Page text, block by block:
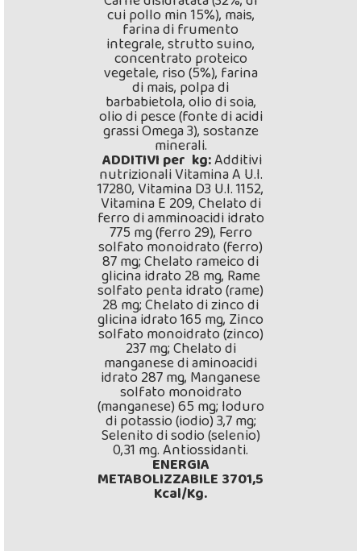
cui pollo min 15%), mais,
farina di frumento
integrale, strutto suino,
concentrato proteico
vegetale, riso (5%), farina
di mais, polpa di
barbabietola, olio di soia,
olio di pesce (fonte di acidi
grassi Omega 3), sostanze
minerali.
ADDITIVI per kg:Additivi
nutrizionali Vitamina A U.I.
17280, Vitamina D3 U.I. 1152,
Vitamina E 209, Chelato di
ferro di amminoacidi idrato
775 mg (ferro 29), Ferro
solfato monoidrato (ferro)
87 mg; Chelato rameico di
glicina idrato 28 mg, Rame
solfato penta idrato (rame)
28 mg; Chelato di zinco di
glicina idrato 165 mg, Zinco
solfato monoidrato (zinco)
237 mg; Chelato di
manganese di aminoacidi
idrato 287 mg, Manganese
solfato monoidrato
(manganese) 65 mg; Ioduro
di potassio (iodio) 3,7 mg;
Selenito di sodio (selenio)
0,31 mg. Antiossidanti.
ENERGIA
METABOLIZZABILE 3701,5
Kcal/Kg.